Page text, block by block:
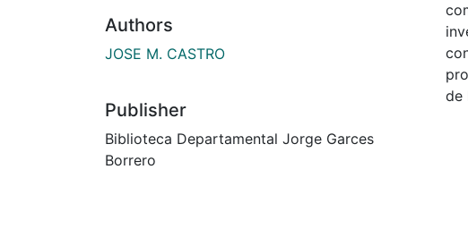
Authors
JOSE M. CASTRO
Publisher
Biblioteca Departamental Jorge Garces
Borrero
de